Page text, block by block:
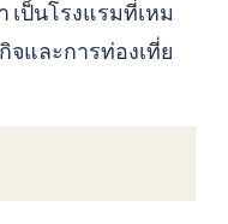
เป็นโรงแรมที่เหม
และการท่องเที่ย